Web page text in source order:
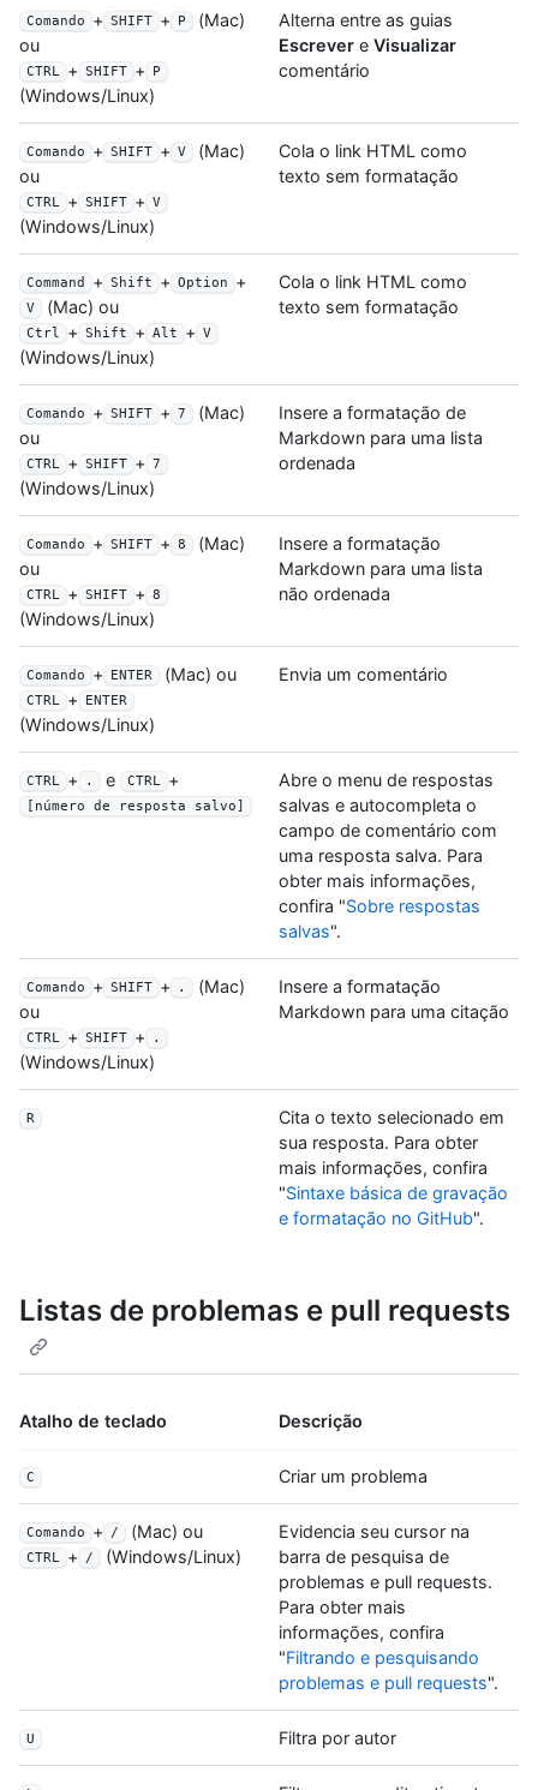
Comando + SHIFT + P
(Mac)
ou
CTRL + SHIFT + P
(Windows/Linux)
Alterna entre as guias
Escrever e Visualizar
comentário
Comando + SHIFT + V
(Mac)
ou
CTRL + SHIFT + V
(Windows/Linux)
Cola o link HTML como
texto sem formatação
Command + Shift + Option +
V (Mac) ou
Ctrl + Shift + Alt + V
(Windows/Linux)
Cola o link HTML como
texto sem formatação
Comando + SHIFT + 7
(Mac)
ou
CTRL + SHIFT + 7
(Windows/Linux)
Insere a formatação de
Markdown para uma lista
ordenada
Comando + SHIFT + 8
(Mac)
ou
CTRL + SHIFT + 8
(Windows/Linux)
Insere a formatação
Markdown para uma lista
não ordenada
Comando + ENTER (Mac) ou
CTRL + ENTER
(Windows/Linux)
Envia um comentário
CTRL + . e CTRL +
[número de resposta salvo]
Abre o menu de respostas
salvas e autocompleta o
campo de comentário com
uma resposta salva. Para
obter mais informações,
confira "Sobre respostas
salvas".
Comando + SHIFT + .
(Mac)
ou
CTRL + SHIFT + .
(Windows/Linux)
Insere a formatação
Markdown para uma citação
R
Cita o texto selecionado em
sua resposta. Para obter
mais informações, confira
"Sintaxe básica de gravação
e formatação no GitHub".
Listas de problemas e pull requests
Atalho de teclado Descrição
C Criar um problema
Comando + / (Mac) ou
CTRL + / (Windows/Linux)
Evidencia seu cursor na
barra de pesquisa de
problemas e pull requests.
Para obter mais
informações, confira
"Filtrando e pesquisando
problemas e pull requests".
U Filtra por autor